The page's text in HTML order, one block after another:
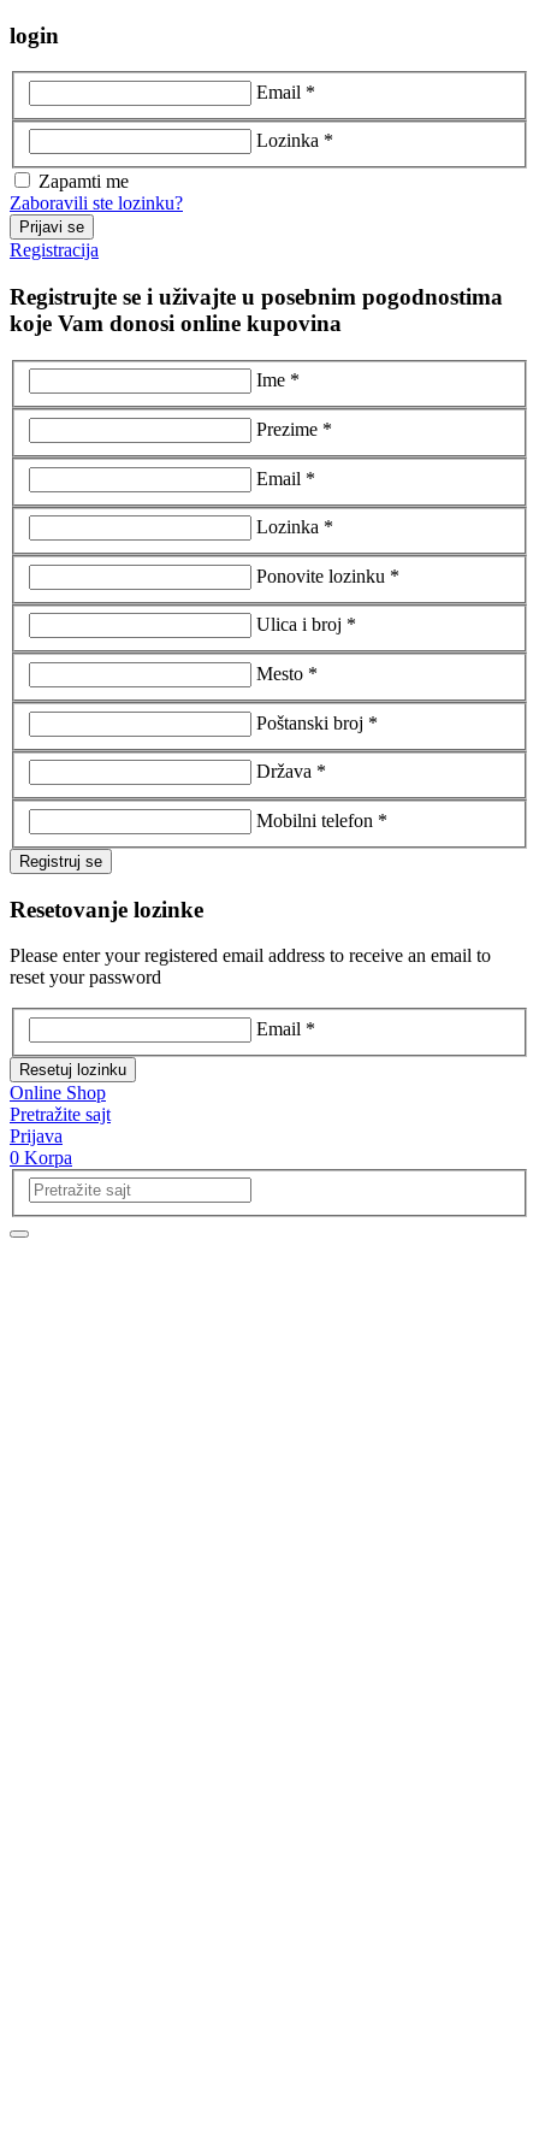
login
Email *
Lozinka *
Zapamti me
Zaboravili ste lozinku?
Prijavi se
Registracija
Registrujte se i uživajte u posebnim pogodnostima
koje Vam donosi online kupovina
Ime *
Prezime *
Email *
Lozinka *
Ponovite lozinku *
Ulica i broj *
Mesto *
Poštanski broj *
Država *
Mobilni telefon *
Registruj se
Resetovanje lozinke
Please enter your registered email address to receive an email to
reset your password
Email *
Resetuj lozinku
Online Shop
Pretražite sajt
Prijava
0 Korpa